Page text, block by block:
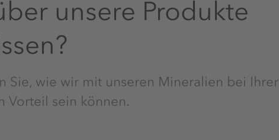
unsere Produkte
Sie, wie wir mit unseren Mineralien bei Ihrer
Vorteil sein können.